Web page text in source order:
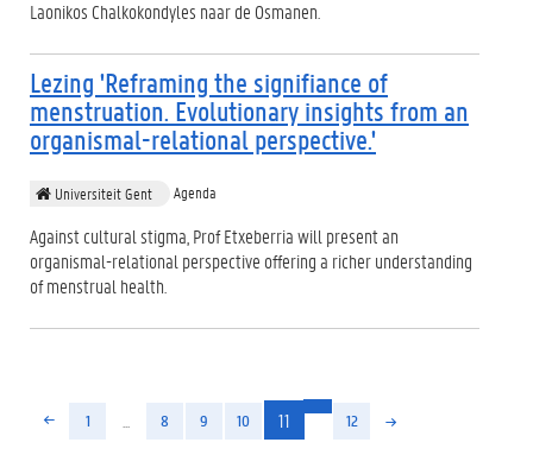
Laonikos Chalkokondyles naar de Osmanen.
Lezing 'Reframing the signifiance of
menstruation. Evolutionary insights from an
organismal-relational perspective.'
Universiteit Gent Agenda
Against cultural stigma, Prof Etxeberria will present an
organismal-relational perspective offering a richer understanding
of menstrual health.
1 8 9 10 11 (huidige)
12